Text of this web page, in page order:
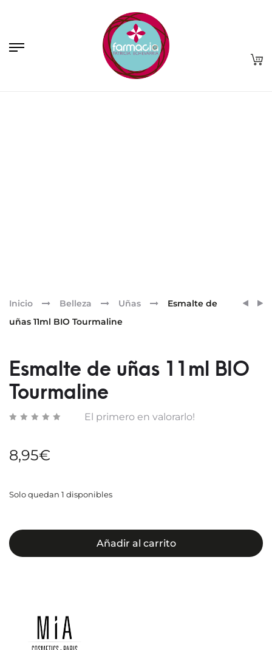
BASE
Inicio Belleza Uñas
Esmalte de
uñas 11ml BIO Tourmaline
Esmalte de uñas 11ml BIO
Tourmaline
El primero en valorarlo!
8,95€
Solo quedan 1 disponibles
Añadir al carrito